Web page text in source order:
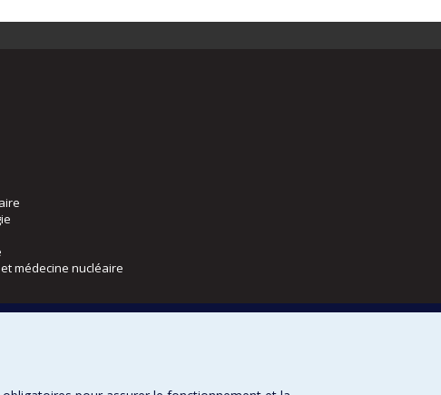
médecine nucléaire